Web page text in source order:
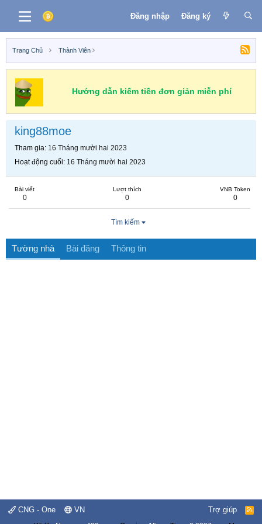
Đăng nhập Đăng ký
Trang Chủ Thành Viên
Hướng dẫn kiếm tiền đơn giản miễn phí
king88moe
Tham gia 16 Tháng mười hai 2023
Hoạt động cuối 16 Tháng mười hai 2023
Bài viết
0
Lượt thích
0
VNB Token
0
Tìm kiếm
Tường nhà Bài đăng Thông tin
CNG - One VN Trợ giúp
R